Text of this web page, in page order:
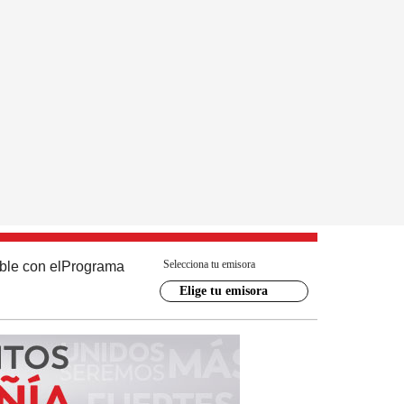
con el Programa Selecciona tu emisora
Elige tu emisora